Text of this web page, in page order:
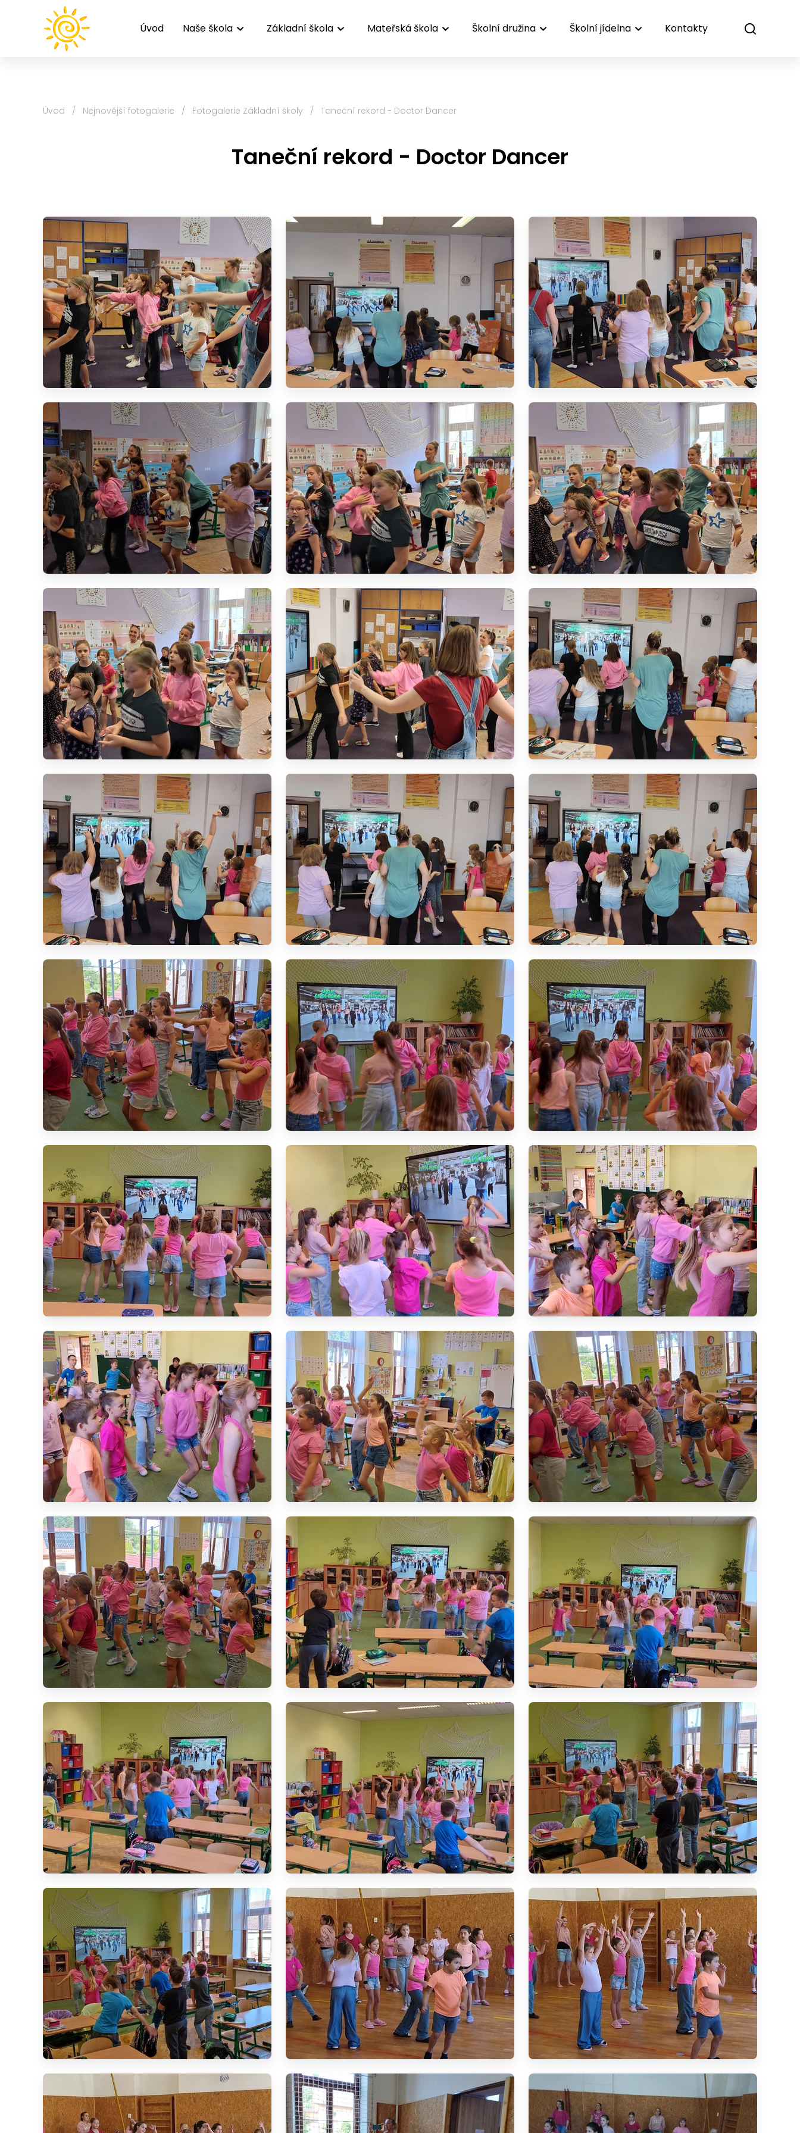
Úvod Naše škola Základní škola Mateřská škola Školní družina Školní jídelna Kontakty
Úvod / Nejnovější fotogalerie / Fotogalerie Základní školy / Taneční rekord - Doctor Dancer
Taneční rekord - Doctor Dancer